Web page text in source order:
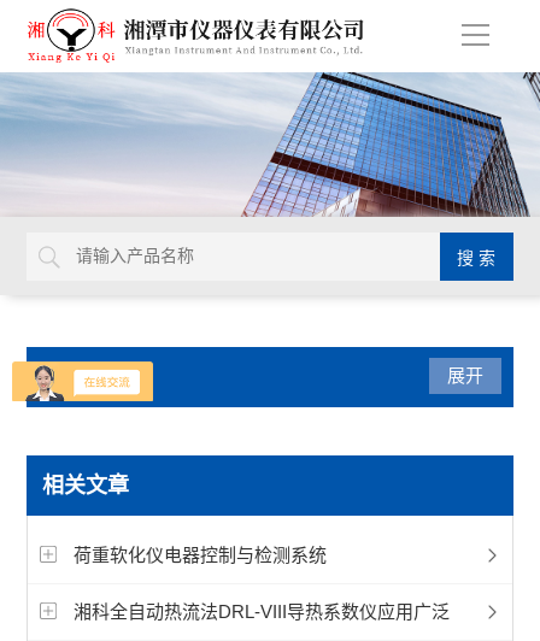
导
产品分类
快速水分测定仪
磨耗仪
陶瓷砖釉面抗龟裂仪
展开
相关文章
荷重软化仪电器控制与检测系统
湘科全自动热流法DRL-VIII导热系数仪应用广泛